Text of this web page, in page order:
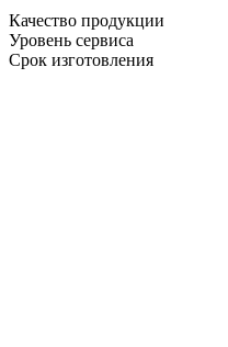
Качество продукции
Уровень сервиса
Срок изготовления